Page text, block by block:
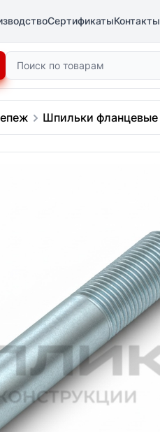
СертификатыКонтакты
Поиск
Шпильки фланцевые